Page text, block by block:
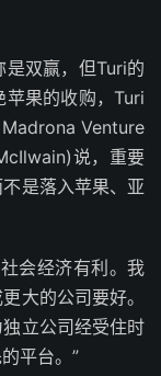
双赢，但Turi的
果的收购，Turi
Madrona Venture
说，重要
是落入苹果、亚
会经济有利。我
大的公司要好。
立公司经受住时
平台。”